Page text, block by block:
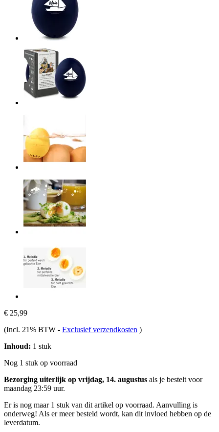
€ 25,99
(Incl. 21% BTW - Exclusief verzendkosten )
Inhoud: 1 stuk
Nog 1 stuk op voorraad
Bezorging uiterlijk op vrijdag, 14. augustus als je bestelt voor
maandag 23:59 uur.
Er is nog maar 1 stuk van dit artikel op voorraad. Aanvulling is
onderweg! Als er meer besteld wordt, kan dit invloed hebben op de
leverdatum.